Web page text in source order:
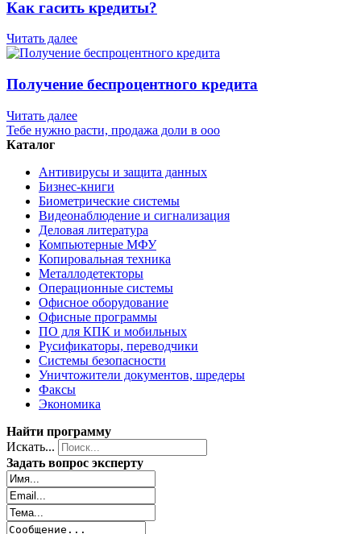
Как гасить кредиты?
Читать далее
Получение беспроцентного кредита
Читать далее
Тебе нужно расти, продажа доли в ооо
Каталог
Антивирусы и защита данных
Бизнес-книги
Биометрические системы
Видеонаблюдение и сигнализация
Деловая литература
Компьютерные МФУ
Копировальная техника
Металлодетекторы
Операционные системы
Офисное оборудование
Офисные программы
ПО для КПК и мобильных
Русификаторы, переводчики
Системы безопасности
Уничтожители документов, шредеры
Факсы
Экономика
Найти программу
Искать...
Задать вопрос эксперту